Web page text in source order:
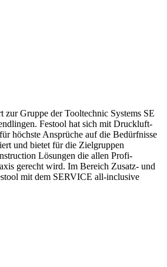
zur Gruppe der Tooltechnic Systems SE
Festool hat sich mit Druckluft-
höchste Ansprüche auf die Bedürfnisse
und bietet für die Zielgruppen
Lösungen die allen Profi-
gerecht wird. Im Bereich Zusatz- und
mit dem SERVICE all-inclusive